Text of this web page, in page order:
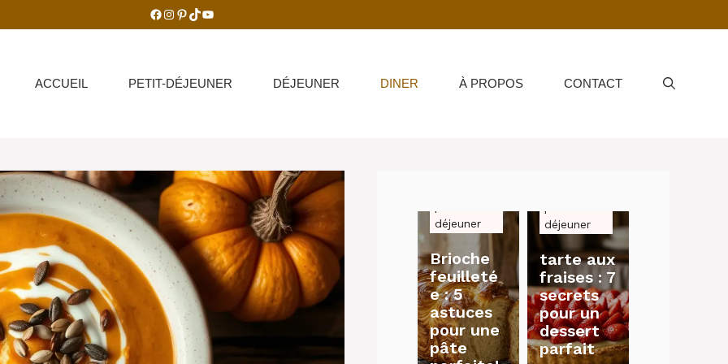
Facebook
Instagram
Pinterest
TikTok
YouTube
ACCUEIL PETIT-DÉJEUNER DÉJEUNER DINER À PROPOS CONTACT
déjeuner
Brioche
feuilleté
e : 5
astuces
pour une
pâte
déjeuner
tarte aux
fraises : 7
secrets
pour un
dessert
parfait